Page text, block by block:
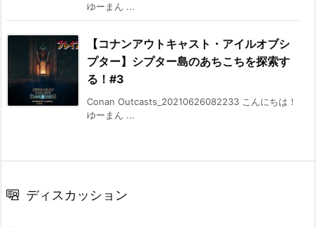
ゆーまん ...
【コナンアウトキャスト・アイルオブシ
プター】シプター島のあちこちを探索す
る！#3
Conan Outcasts_20210626082233 こんにちは！
ゆーまん ...
ディスカッション